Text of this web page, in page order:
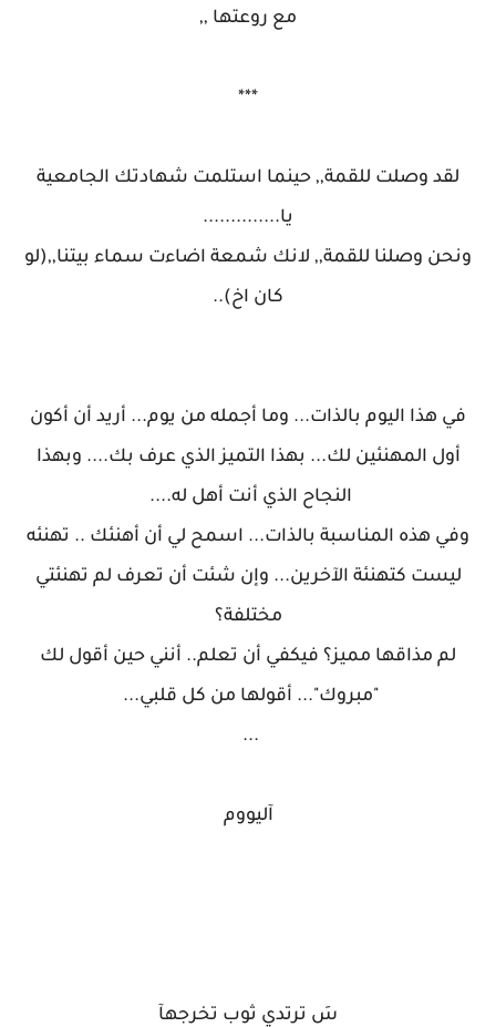
مع روعتها ,,
***
لقد وصلت للقمة,, حينما استلمت شهادتك الجامعية
يا..............
ونحن وصلنا للقمة,, لانك شمعة اضاءت سماء بيتنا,,(لو
كان اخ)..
في هذا اليوم بالذات... وما أجمله من يوم... أريد أن أكون
أول المهنئين لك... بهذا التميز الذي عرف بك.... وبهذا
النجاح الذي أنت أهل له....
وفي هذه المناسبة بالذات... اسمح لي أن أهنئك .. تهنئه
ليست كتهنئة الآخرين... وإن شئت أن تعرف لم تهنئتي
مختلفة؟
لم مذاقها مميز؟ فيكفي أن تعلم.. أنني حين أقول لك
"مبروك"... أقولها من كل قلبي...
...
آليووم
سَ ترتدي ثوب تخرجهآ